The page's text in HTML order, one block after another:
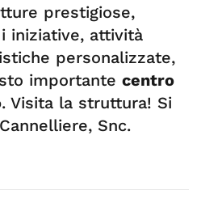
prestigiose,
iniziative, attività
personalizzate,
importante centro
. Visita la struttura! Si
Snc.